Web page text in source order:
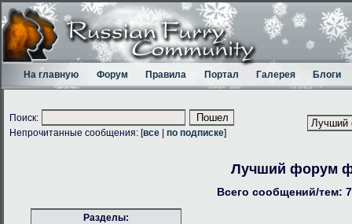
На главную Форум Правила Портал Галерея Блоги
Поиск:
Непрочитанные сообщения: [все по подписке]
Лучший форум
Всего сообщений/тем:
Разделы: